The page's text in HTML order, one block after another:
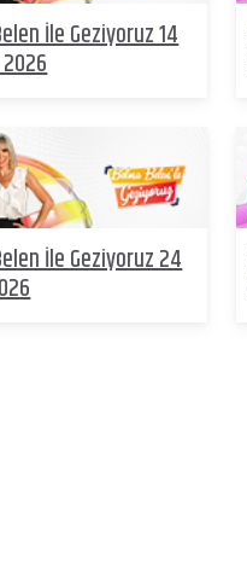
İle Geziyoruz 14
İle Geziyoruz 24